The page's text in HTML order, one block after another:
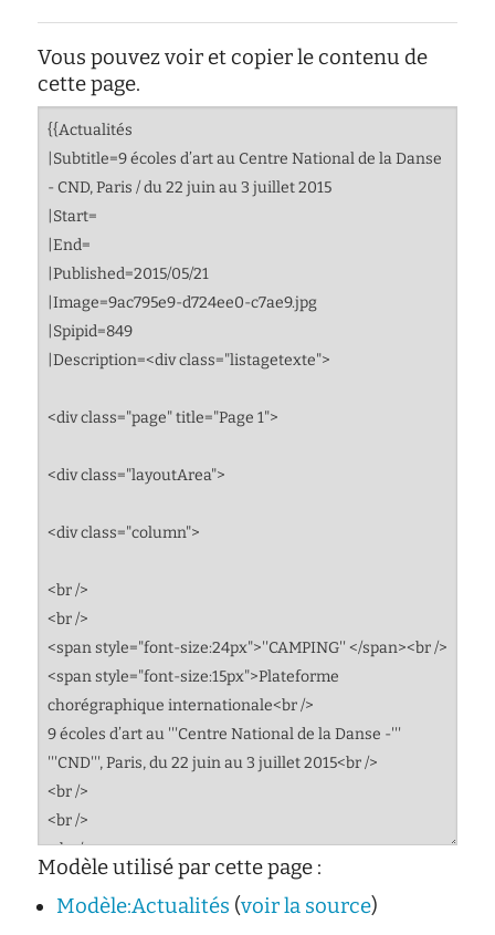
safesa
Vous pouvez voir et copier le contenu de
cette page.
Modèle utilisé par cette page :
Modèle:Actualités (voir la source)